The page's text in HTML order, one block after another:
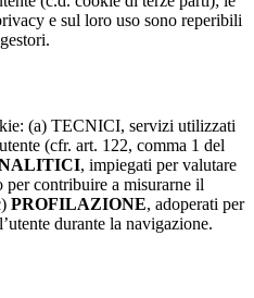
e sul loro uso sono reperibili
(a) TECNICI, servizi utilizzati
(cfr. art. 122, comma 1 del
, impiegati per valutare
contribuire a misurarne il
PROFILAZIONE, adoperati per
durante la navigazione.